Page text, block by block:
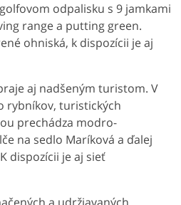
odpalisku s 9 jamkami
range a putting green.
ohniská, k dispozícii je aj
aj nadšeným turistom. V
rybníkov, turistických
prechádza modro-
na sedlo Maríková a ďalej
dispozícii je aj sieť